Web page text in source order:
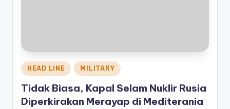
Posted
in
HEAD LINE MILITARY
Tidak Biasa, Kapal Selam Nuklir Rusia
Diperkirakan Merayap di Mediterania